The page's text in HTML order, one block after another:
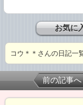
お気に
コウ＊＊さんの日記一
前の記事へ